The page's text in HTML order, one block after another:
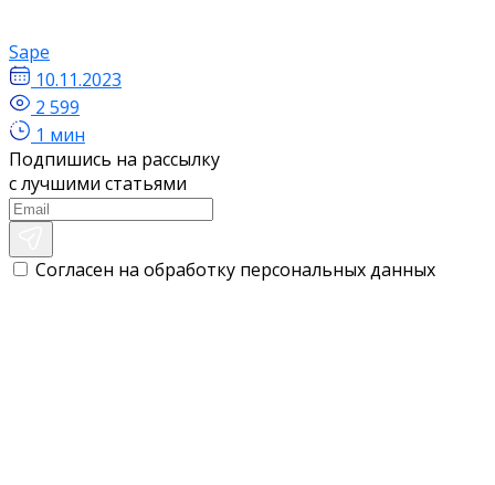
Sape
10.11.2023
2 599
1 мин
Подпишись на рассылку
с лучшими статьями
Согласен на обработку персональных данных